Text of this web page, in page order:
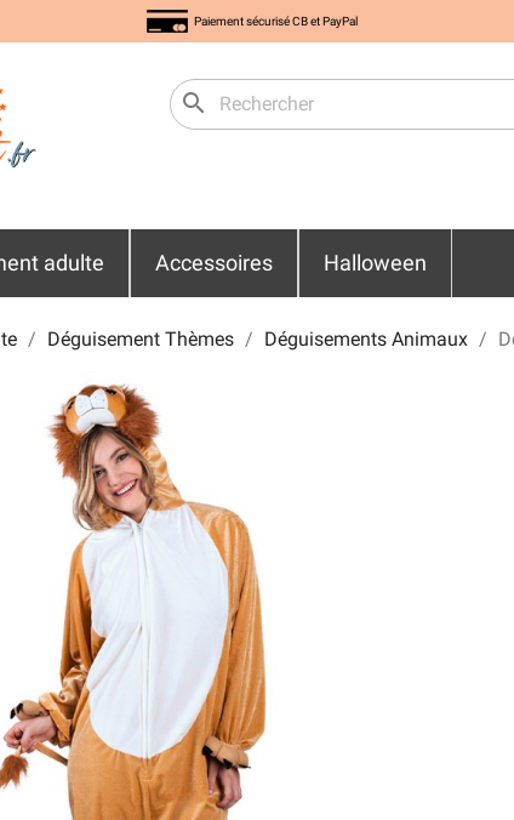
Paiement sécurisé CB et PayPal
search
adulte Accessoires Halloween
Déguisement Thèmes Déguisements Animaux